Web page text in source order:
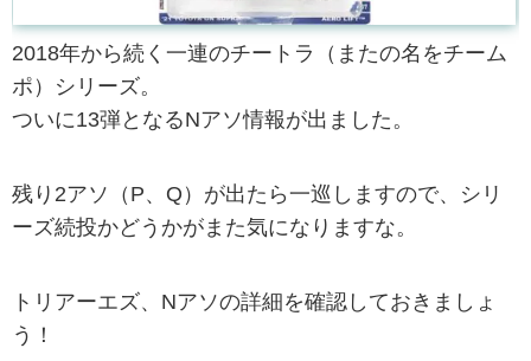
2018年から続く一連のチートラ（またの名をチーム
ポ）シリーズ。
ついに13弾となるNアソ情報が出ました。
残り2アソ（P、Q）が出たら一巡しますので、シリ
ーズ続投かどうかがまた気になりますな。
トリアーエズ、Nアソの詳細を確認しておきましょ
う！